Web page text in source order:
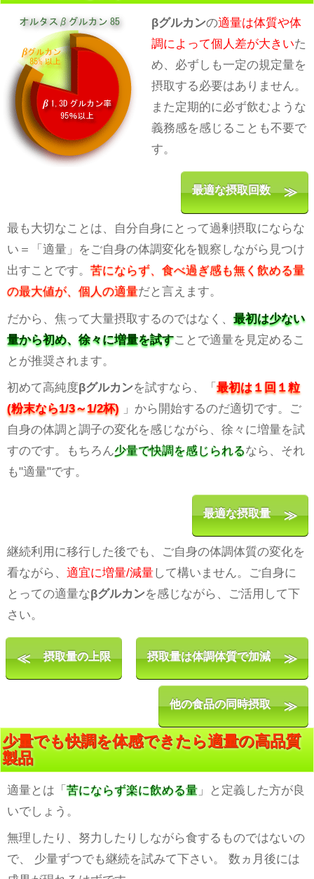
βグルカンの適量は体質や体
調によって個人差が大きいた
め、必ずしも一定の規定量を
摂取する必要はありません。
また定期的に必ず飲むような
義務感を感じることも不要で
す。
最適な摂取回数
最も大切なことは、自分自身にとって過剰摂取にならな
い＝「適量」をご自身の体調変化を観察しながら見つけ
出すことです。苦にならず、食べ過ぎ感も無く飲める量
の最大値が、個人の適量だと言えます。
だから、焦って大量摂取するのではなく、最初は少ない
量から初め、徐々に増量を試すことで適量を見定めるこ
とが推奨されます。
初めて高純度βグルカンを試すなら、「最初は１回１粒
(粉末なら1/3～1/2杯) 」から開始するのだ適切です。ご
自身の体調と調子の変化を感じながら、徐々に増量を試
すのです。もちろん少量で快調を感じられるなら、それ
も"適量"です。
最適な摂取量
継続利用に移行した後でも、ご自身の体調体質の変化を
看ながら、適宜に増量/減量して構いません。ご自身に
とっての適量なβグルカンを感じながら、ご活用して下
さい。
摂取量の上限 摂取量は体調体質で加減
他の食品の同時摂取
少量でも快調を体感できたら適量の高品質
製品
適量とは「苦にならず楽に飲める量 」と定義した方が良
いでしょう。
無理したり、努力したりしながら食するものではないの
で、 少量ずつでも継続を試みて下さい。 数ヵ月後には